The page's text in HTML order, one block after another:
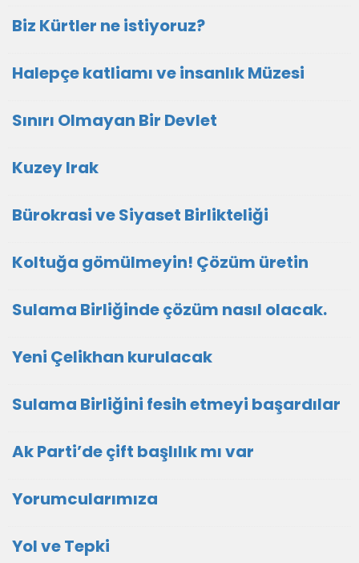
Biz Kürtler ne istiyoruz?
Halepçe katliamı ve insanlık Müzesi
Sınırı Olmayan Bir Devlet
Kuzey Irak
Bürokrasi ve Siyaset Birlikteliği
Koltuğa gömülmeyin! Çözüm üretin
Sulama Birliğinde çözüm nasıl olacak.
Yeni Çelikhan kurulacak
Sulama Birliğini fesih etmeyi başardılar
Ak Parti’de çift başlılık mı var
Yorumcularımıza
Yol ve Tepki